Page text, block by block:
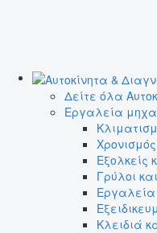
Δείτε όλα
Εργαλεία
Εξολκείς
Γρύλοι
Εργαλεία
Κλειδιά